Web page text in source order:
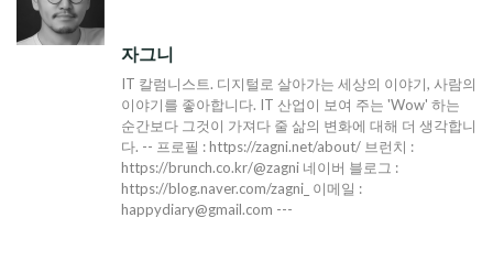
자그니
IT 칼럼니스트. 디지털로 살아가는 세상의 이야기, 사람의
이야기를 좋아합니다. IT 산업이 보여 주는 'Wow' 하는
순간보다 그것이 가져다 줄 삶의 변화에 대해 더 생각합니
다. -- 프로필 : https://zagni.net/about/ 브런치 :
https://brunch.co.kr/@zagni 네이버 블로그 :
https://blog.naver.com/zagni_ 이메일 :
happydiary@gmail.com ---